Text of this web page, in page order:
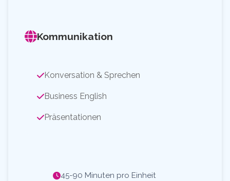
Kommunikation
Konversation & Sprechen
Business English
Präsentationen
45-90 Minuten pro Einheit